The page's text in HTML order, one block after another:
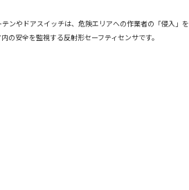
ンやドアスイッチは、危険エリアへの作業者の「侵入」を
安全を監視する反射形セーフティセンサです。